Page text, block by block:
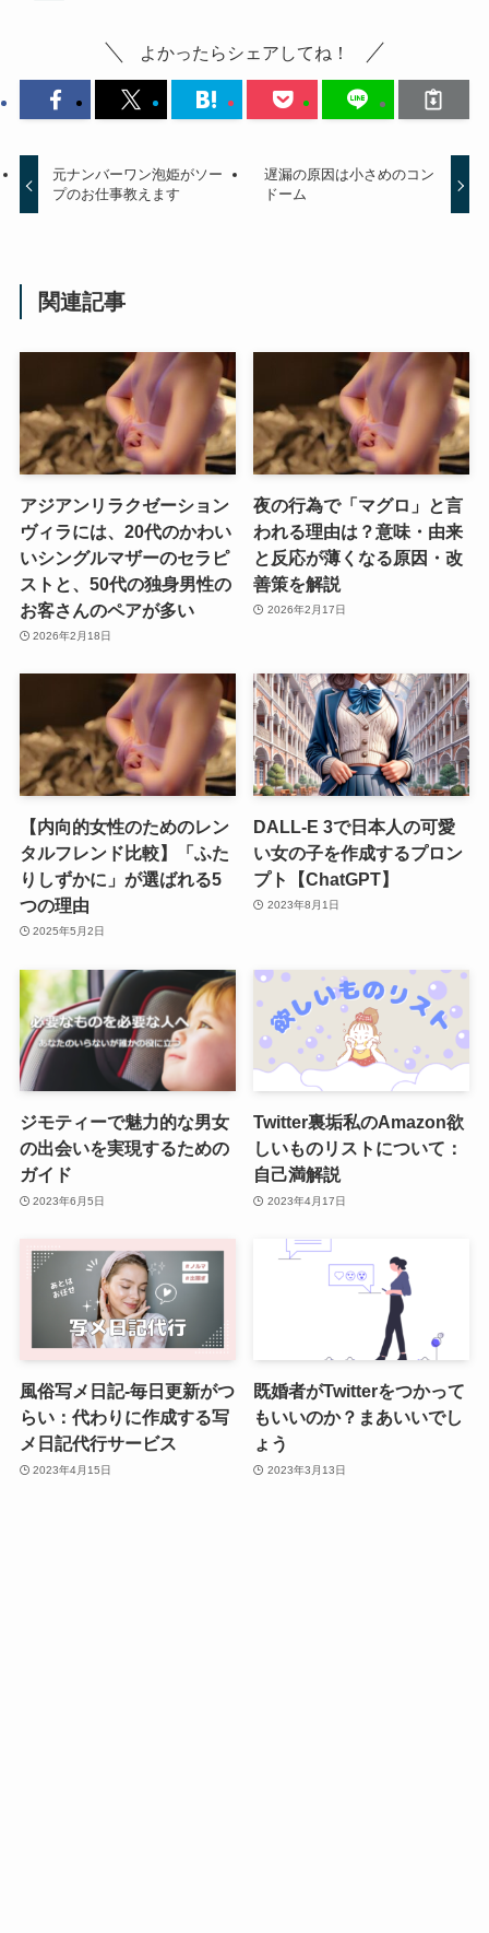
よかったらシェアしてね！
元ナンバーワン泡姫がソー
プのお仕事教えます
遅漏の原因は小さめのコン
ドーム
関連記事
アジアンリラクゼーション
ヴィラには、20代のかわい
いシングルマザーのセラピ
ストと、50代の独身男性の
お客さんのペアが多い
2026年2月18日
夜の行為で「マグロ」と言
われる理由は？意味・由来
と反応が薄くなる原因・改
善策を解説
2026年2月17日
【内向的女性のためのレン
タルフレンド比較】「ふた
りしずかに」が選ばれる5
つの理由
2025年5月2日
DALL-E 3で日本人の可愛
い女の子を作成するプロン
プト【ChatGPT】
2023年8月1日
ジモティーで魅力的な男女
の出会いを実現するための
ガイド
2023年6月5日
Twitter裏垢私のAmazon欲
しいものリストについて：
自己満解説
2023年4月17日
風俗写メ日記-毎日更新がつ
らい：代わりに作成する写
メ日記代行サービス
2023年4月15日
既婚者がTwitterをつかって
もいいのか？まあいいでし
ょう
2023年3月13日